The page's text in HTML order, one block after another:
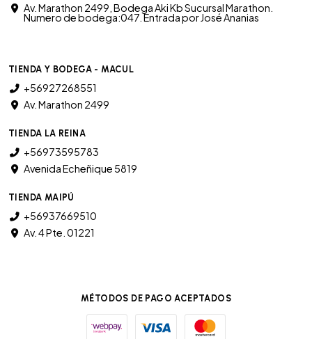
Av. Marathon 2499, Bodega Aki Kb Sucursal Marathon.
Numero de bodega:047. Entrada por José Ananias
TIENDA Y BODEGA - MACUL
+56927268551
Av. Marathon 2499
TIENDA LA REINA
+56973595783
Avenida Echeñique 5819
TIENDA MAIPÚ
+56937669510
Av. 4 Pte. 01221
MÉTODOS DE PAGO ACEPTADOS